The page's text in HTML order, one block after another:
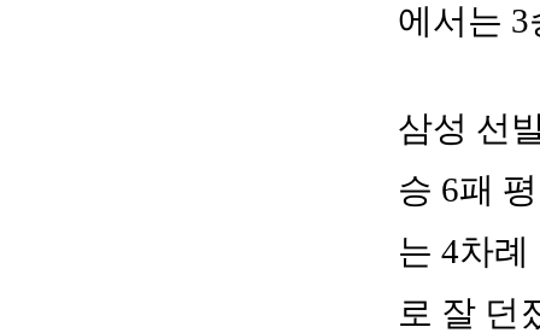
에서는
삼성 선
승 6패
는 4차
로 잘 던